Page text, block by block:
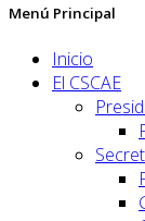
Menú Principal
Inicio
El CSCAE